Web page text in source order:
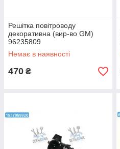
Решітка повітроводу
декоративна (вир-во GM)
96235809
Немає в наявності
470 ₴